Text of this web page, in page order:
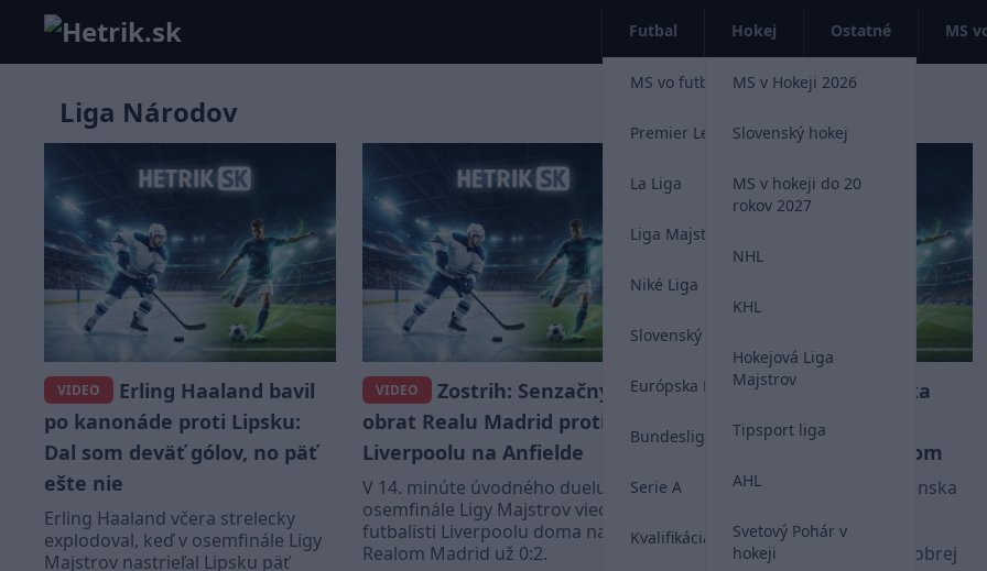
Futbal
MS vo futbale 2026
Premier League
La Liga
Liga Majstrov
Niké Liga
Slovenský futbal
Európska Liga
Bundesliga
Serie A
Kvalifikácia MS 2026
Hokej
MS v Hokeji 2026
Slovenský hokej
MS v hokeji do 20
rokov 2027
NHL
KHL
Hokejová Liga
Majstrov
Tipsport liga
AHL
Svetový Pohár v
hokeji
Ostatné MS
Liga Národov
VIDEO
Erling Haaland bavil
po kanonáde proti Lipsku:
Dal som deväť gólov, no päť
ešte nie
Erling Haaland včera strelecky
explodoval, keď v osemfinále Ligy
Majstrov nastrieľal Lipsku päť
VIDEO
Zostrih: Senzačný
obrat Realu Madrid proti
Liverpoolu na Anfielde
V 14. minúte úvodného duelu
osemfinále Ligy Majstrov viedli
futbalisti Liverpoolu doma nad
Realom Madrid už 0:2.
VIDEO
Stanislav Lobotka
perlil na tlačovke pred
zápasom s Azerbajdžanom
Na reprezentačný zraz Slovenska
proti Azerbajdžanu prišiel
Stanislav Lobotka zjavne v dobrej